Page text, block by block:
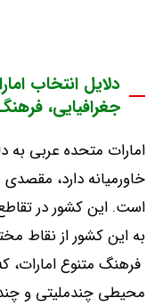
دلایل انتخاب
جغرافیایی،
امارات متحده عربی به
خاورمیانه دارد،
است. این کشور در تقاطع
به این کشور از نقاط
فرهنگ متنوع امارات،
محیطی چندملیتی و